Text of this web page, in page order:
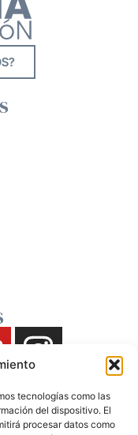
tecnologías como las
del dispositivo. El
procesar datos como